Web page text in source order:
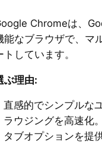
Chromeは、
能なブラウザで、マ
トしています。
ぶ理由:
直感的でシンプルな
ラウジングを高速化。
タブオプションを提